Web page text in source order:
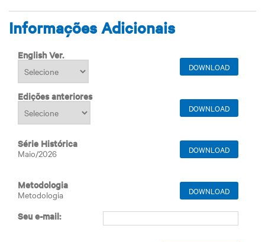
Informações Adicionais
English Ver.
DOWNLOAD
Edições anteriores
DOWNLOAD
Série Histórica
Maio/2026 DOWNLOAD
Metodologia
Metodologia DOWNLOAD
Seu e-mail: